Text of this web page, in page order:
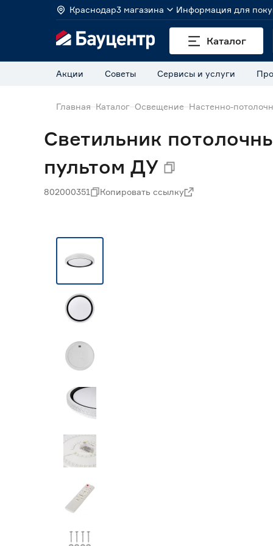
Краснодар3 магазина Информация для
Каталог
Акции Советы Сервисы и услуги
Главная Каталог Освещение Настенно-
Светильник
пультом ДУ
802000351 Копировать ссылку